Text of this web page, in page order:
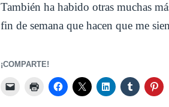
También ha habido otras muchas
fin de semana que hacen que me
¡COMPARTE!